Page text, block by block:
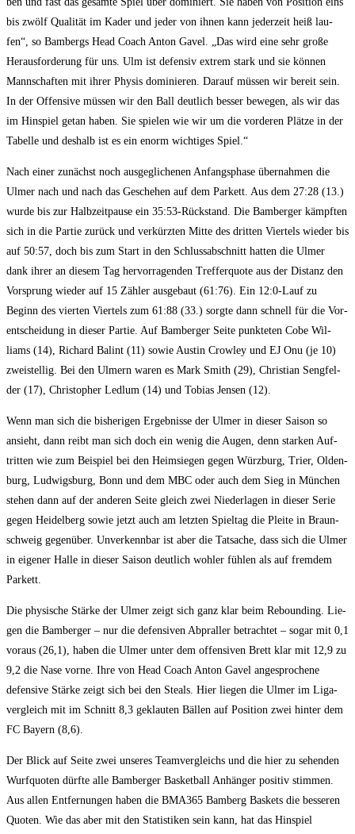
bis zwölf Qua­li­tät im Kader und jeder von ihnen kann jeder­zeit heiß lau­
fen“, so Bam­bergs Head Coach Anton Gavel. „Das wird eine sehr gro­ße
Her­aus­for­de­rung für uns. Ulm ist defen­siv extrem stark und sie kön­nen
Mann­schaf­ten mit ihrer Phy­sis domi­nie­ren. Dar­auf müs­sen wir bereit sein.
In der Offen­si­ve müs­sen wir den Ball deut­lich bes­ser bewe­gen, als wir das
im Hin­spiel getan haben. Sie spie­len wie wir um die vor­de­ren Plät­ze in der
Tabel­le und des­halb ist es ein enorm wich­ti­ges Spiel.“
Nach einer zunächst noch aus­ge­gli­che­nen Anfangs­pha­se über­nah­men die
Ulmer nach und nach das Gesche­hen auf dem Par­kett. Aus dem 27:28 (13.)
wur­de bis zur Halb­zeit­pau­se ein 35:53-Rückstand. Die Bam­ber­ger kämpf­ten
sich in die Par­tie zurück und ver­kürz­ten Mit­te des drit­ten Vier­tels wie­der bis
auf 50:57, doch bis zum Start in den Schluss­ab­schnitt hat­ten die Ulmer
dank ihrer an die­sem Tag her­vor­ra­gen­den Tref­fer­quo­te aus der Distanz den
Vor­sprung wie­der auf 15 Zäh­ler aus­ge­baut (61:76). Ein 12:0‑Lauf zu
Beginn des vier­ten Vier­tels zum 61:88 (33.) sorg­te dann schnell für die Vor­
ent­schei­dung in die­ser Par­tie. Auf Bam­ber­ger Sei­te punk­te­ten Cobe Wil­
liams (14), Richard Bal­int (11) sowie Aus­tin Crow­ley und EJ Onu (je 10)
zwei­stel­lig. Bei den Ulmern waren es Mark Smith (29), Chris­ti­an Seng­fel­
der (17), Chris­to­pher Led­lum (14) und Tobi­as Jen­sen (12).
Wenn man sich die bis­he­ri­gen Ergeb­nis­se der Ulmer in die­ser Sai­son so
ansieht, dann reibt man sich doch ein wenig die Augen, denn star­ken Auf­
trit­ten wie zum Bei­spiel bei den Heim­sie­gen gegen Würz­burg, Trier, Olden­
burg, Lud­wigs­burg, Bonn und dem MBC oder auch dem Sieg in Mün­chen
ste­hen dann auf der ande­ren Sei­te gleich zwei Nie­der­la­gen in die­ser Serie
gegen Hei­del­berg sowie jetzt auch am letz­ten Spiel­tag die Plei­te in Braun­
schweig gegen­über. Unver­kenn­bar ist aber die Tat­sa­che, dass sich die Ulmer
in eige­ner Hal­le in die­ser Sai­son deut­lich woh­ler füh­len als auf frem­dem
Parkett.
Die phy­si­sche Stär­ke der Ulmer zeigt sich ganz klar beim Reboun­ding. Lie­
gen die Bam­ber­ger – nur die defen­si­ven Abpral­ler betrach­tet – sogar mit 0,1
vor­aus (26,1), haben die Ulmer unter dem offen­si­ven Brett klar mit 12,9 zu
9,2 die Nase vor­ne. Ihre von Head Coach Anton Gavel ange­spro­che­ne
defen­si­ve Stär­ke zeigt sich bei den Ste­als. Hier lie­gen die Ulmer im Liga­
ver­gleich mit im Schnitt 8,3 geklau­ten Bäl­len auf Posi­ti­on zwei hin­ter dem
FC Bay­ern (8,6).
Der Blick auf Sei­te zwei unse­res Team­ver­gleichs und die hier zu sehen­den
Wurf­quo­ten dürf­te alle Bam­ber­ger Bas­ket­ball Anhän­ger posi­tiv stim­men.
Aus allen Ent­fer­nun­gen haben die BMA365 Bam­berg Bas­kets die bes­se­ren
Quo­ten. Wie das aber mit den Sta­tis­ti­ken sein kann, hat das Hin­spiel